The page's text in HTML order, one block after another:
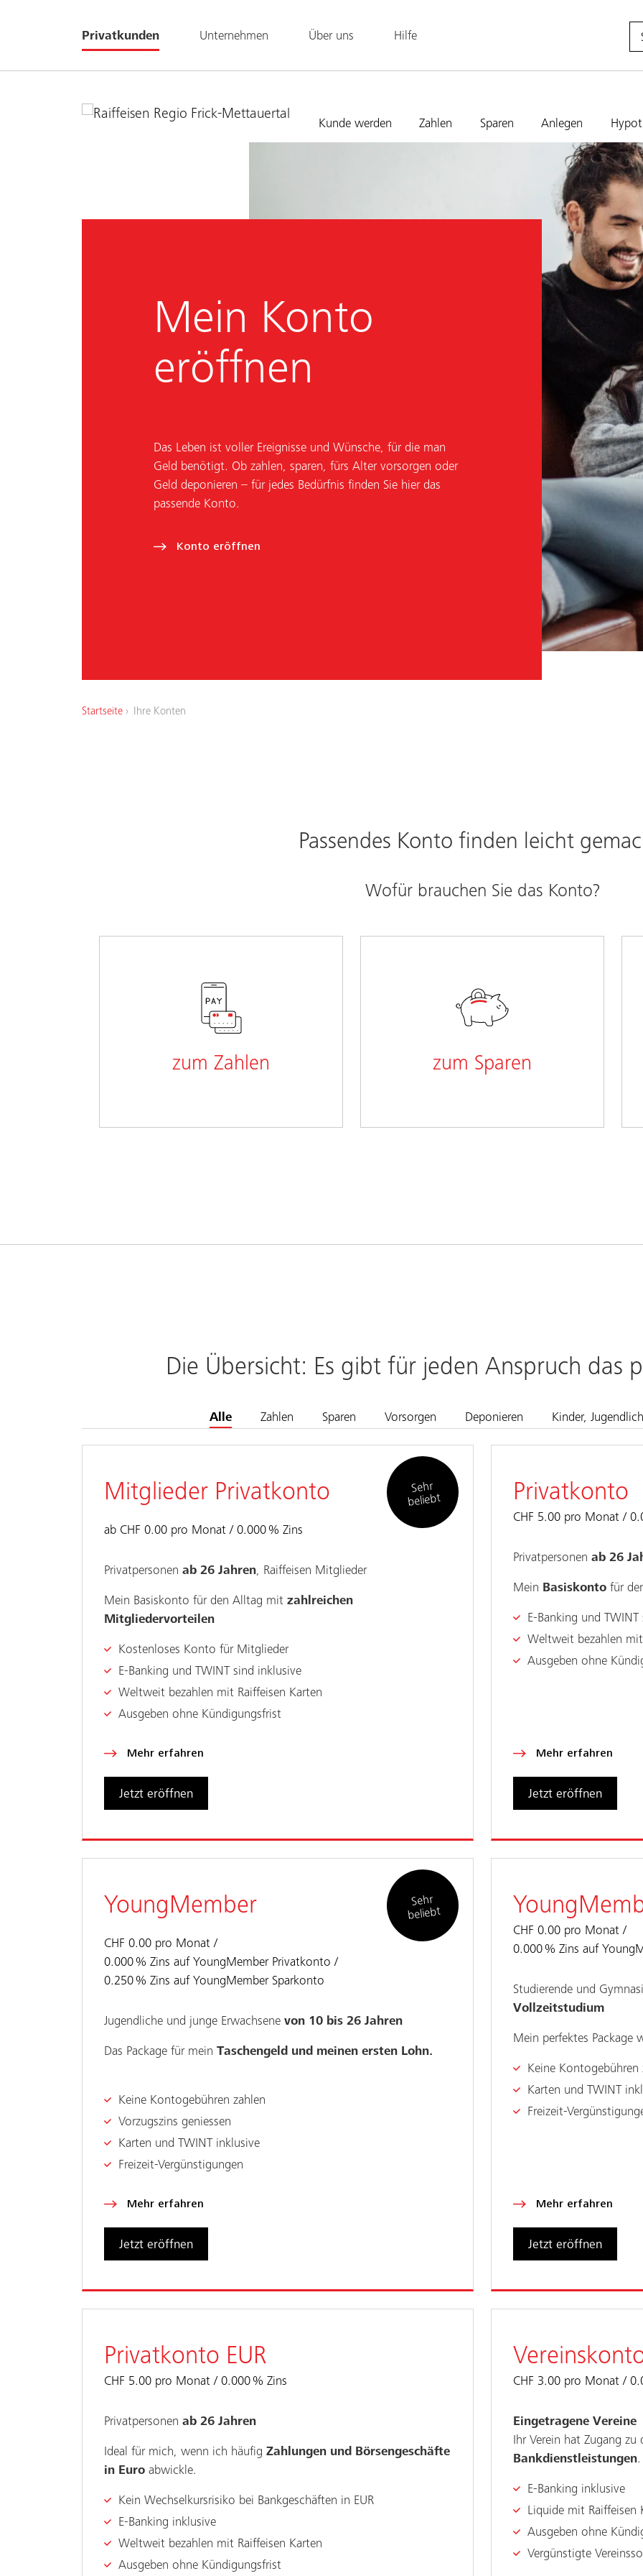
Privatkunden Unternehmen Über uns Hilfe
Kunde werden Zahlen Sparen Anlegen
Mein Konto
eröffnen
Das Leben ist voller Ereignisse und Wünsche, für die man
Geld benötigt. Ob zahlen, sparen, fürs Alter vorsorgen oder
Geld deponieren – für jedes Bedürfnis finden Sie hier das
passende Konto.
Konto eröffnen
Startseite Ihre Konten
Passendes Konto finden leicht
Wofür brauchen Sie das Konto?
zum Zahlen
und Ausgaben.
zum Sparen
sparen.
Die Übersicht: Es gibt für jeden Anspruch das
Alle Zahlen Sparen Vorsorgen Deponieren Kinder,
Sehr
beliebt
Mitglieder Privatkonto
ab CHF 0.00 pro Monat 0.000 % Zins
Privatpersonen ab 26 Jahren, Raiffeisen Mitglieder
Mein Basiskonto für den Alltag mit zahlreichen
Mitgliedervorteilen
Kostenloses Konto für Mitglieder
E-Banking und TWINT sind inklusive
Weltweit bezahlen mit Raiffeisen Karten
Ausgeben ohne Kündigungsfrist
Mehr erfahren
Jetzt eröffnen
Privatkonto
CHF 5.00 pro Monat
Privatpersonen ab 26
Mein Basiskonto für
E-Banking und
Weltweit bezahlen
Ausgeben ohne
Mehr erfahren
Jetzt eröffnen
Sehr
beliebt
YoungMember
CHF 0.00 pro Monat
0.000 % Zins auf YoungMember Privatkonto
0.250 % Zins auf YoungMember Sparkonto
Jugendliche und junge Erwachsene von 10 bis 26 Jahren
Das Package für mein Taschengeld und meinen ersten Lohn.
Keine Kontogebühren zahlen
Vorzugszins geniessen
Karten und TWINT inklusive
Freizeit-Vergünstigungen
Mehr erfahren
Jetzt eröffnen
CHF 0.00 pro Monat
0.000 % Zins auf
Studierende und
Vollzeitstudium
Mein perfektes Package
Keine Kontogebühren
Karten und TWINT
Freizeit-
Mehr erfahren
Jetzt eröffnen
Privatkonto EUR
CHF 5.00 pro Monat 0.000 % Zins
Privatpersonen ab 26 Jahren
Ideal für mich, wenn ich häufig Zahlungen und Börsengeschäfte
in Euro abwickle.
Kein Wechselkursrisiko bei Bankgeschäften in EUR
E-Banking inklusive
Weltweit bezahlen mit Raiffeisen Karten
Ausgeben ohne Kündigungsfrist
CHF 3.00 pro Monat
Eingetragene Vereine
Ihr Verein hat Zugang
Bankdienstleistungen.
E-Banking inklusive
Liquide mit Raiffeisen
Ausgeben ohne
Vergünstigte